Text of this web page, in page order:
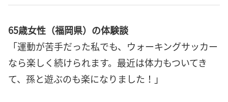
65歳女性（福岡県）の体験談
「運動が苦手だった私でも、ウォーキングサッカー
なら楽しく続けられます。最近は体力もついてき
て、孫と遊ぶのも楽になりました！」